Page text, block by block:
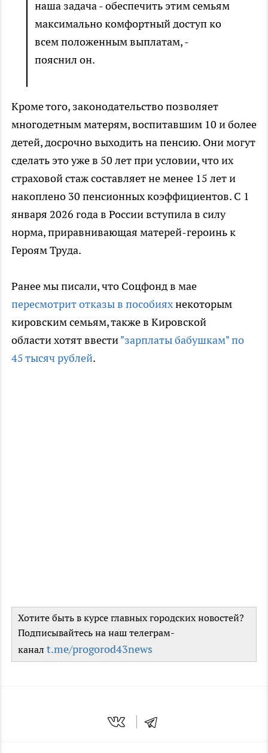
наша задача - обеспечить этим семьям
максимально комфортный доступ ко
всем положенным выплатам, -
пояснил он.
Кроме того, законодательство позволяет
многодетным матерям, воспитавшим 10 и более
детей, досрочно выходить на пенсию. Они могут
сделать это уже в 50 лет при условии, что их
страховой стаж составляет не менее 15 лет и
накоплено 30 пенсионных коэффициентов. С 1
января 2026 года в России вступила в силу
норма, приравнивающая матерей-героинь к
Героям Труда.
Ранее мы писали, что Соцфонд в мае
пересмотрит отказы в пособияхнекоторым
кировским семьям, также в Кировской
области хотят ввести"зарплаты бабушкам" по
45 тысяч рублей.
Хотите быть в курсе главных городских новостей?
Подписывайтесь на наш телеграм-
канал t.me/progorod43news